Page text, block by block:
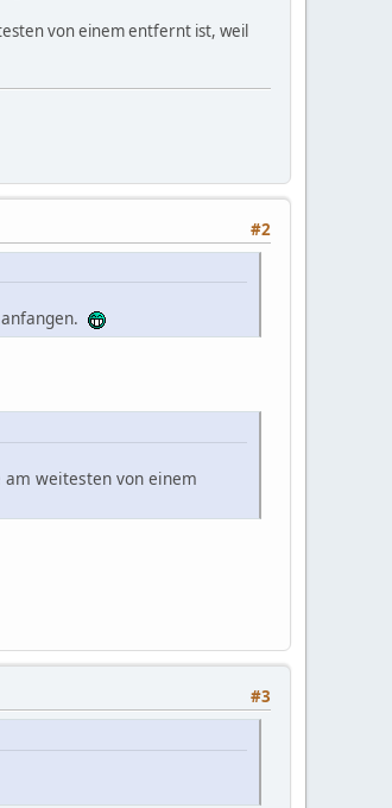
von einem entfernt ist, weil
#2
weitesten von einem
#3